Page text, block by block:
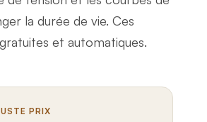
la durée de vie. Ces
et automatiques.
PRIX